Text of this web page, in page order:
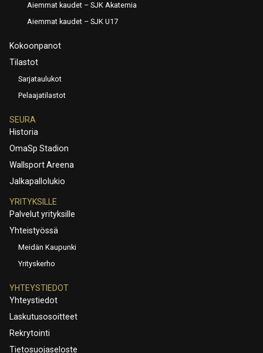
Aiemmat kaudet – SJK Akatemia
Aiemmat kaudet – SJK U17
Kokoonpanot
Tilastot
Sarjataulukot
Pelaajatilastot
SEURA
Historia
OmaSp Stadion
Wallsport Areena
Jalkapallolukio
YRITYKSILLE
Palvelut yrityksille
Yhteistyössä
Meidän Kaupunki
Yrityskerho
YHTEYSTIEDOT
Yhteystiedot
Laskutusosoitteet
Rekrytointi
Tietosuojaseloste